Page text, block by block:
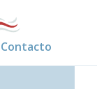
Contacto